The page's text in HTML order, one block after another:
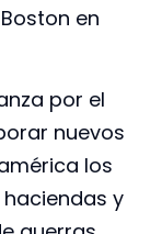
en
por el
nuevos
los
y